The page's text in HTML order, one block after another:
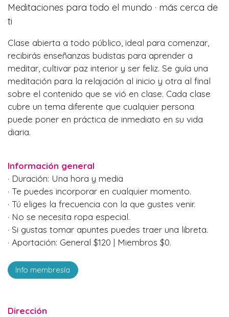
Meditaciones para todo el mundo · más cerca de
ti
Clase abierta a todo público, ideal para comenzar,
recibirás enseñanzas budistas para aprender a
meditar, cultivar paz interior y ser feliz. Se guía una
meditación para la relajación al inicio y otra al final
sobre el contenido que se vió en clase. Cada clase
cubre un tema diferente que cualquier persona
puede poner en práctica de inmediato en su vida
diaria.
Información general
· Duración: Una hora y media
· Te puedes incorporar en cualquier momento.
· Tú eliges la frecuencia con la que gustes venir.
· No se necesita ropa especial.
· Si gustas tomar apuntes puedes traer una libreta.
· Aportación: General $120 | Miembros $0.
Info membresía
Dirección